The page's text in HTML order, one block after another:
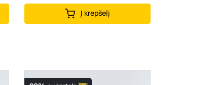
Į krepšelį